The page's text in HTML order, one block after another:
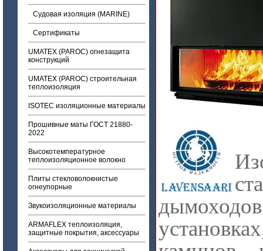
Судовая изоляция (MARINE)
Сертификаты
UMATEX (PAROC) огнезащита
конструкций
UMATEX (PAROC) строительная
теплоизоляция
ISOTEC изоляционные материалы
Прошивные маты ГОСТ 21880-
2022
Высокотемпературное
теплоизоляционное волокно
Плиты стекловолокнистые
огнеупорные
Звукоизоляционные материалы
ARMAFLEX теплоизоляция,
защитные покрытия, аксессуары